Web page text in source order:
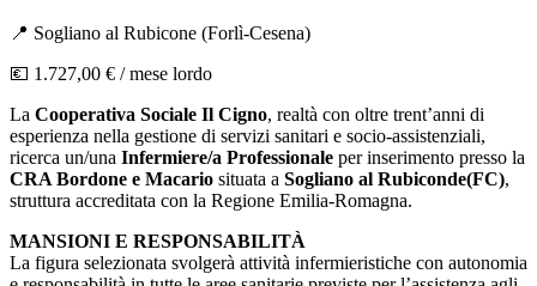
📍 Sogliano al Rubicone (Forlì-Cesena)
💶 1.727,00 € / mese lordo
La Cooperativa Sociale Il Cigno, realtà con oltre trent’anni di
esperienza nella gestione di servizi sanitari e socio-assistenziali,
ricerca un/una Infermiere/a Professionale per inserimento presso la
CRA Bordone e Macario situata a Sogliano al Rubiconde(FC),
struttura accreditata con la Regione Emilia-Romagna.
MANSIONI E RESPONSABILITÀ
La figura selezionata svolgerà attività infermieristiche con autonomia